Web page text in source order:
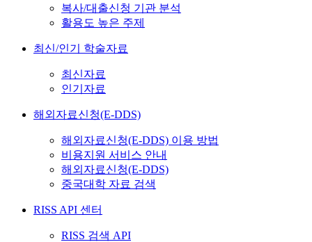
복사/대출신청 기관 분석
활용도 높은 주제
최신/인기 학술자료
최신자료
인기자료
해외자료신청(E-DDS)
해외자료신청(E-DDS) 이용 방법
비용지원 서비스 안내
해외자료신청(E-DDS)
중국대학 자료 검색
RISS API 센터
RISS 검색 API